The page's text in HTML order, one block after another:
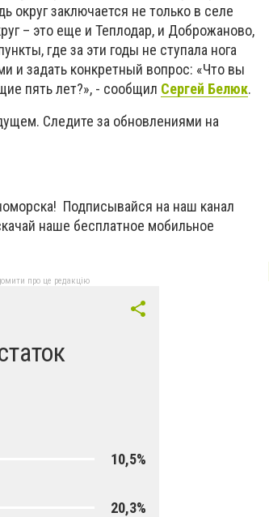
округ заключается не только в селе
– это еще и Теплодар, и Доброжаново,
где за эти годы не ступала нога
и задать конкретный вопрос: «Что вы
пять лет?», - сообщил Сергей Белюк.
Следите за обновлениями на
Подписывайся на наш канал
наше бесплатное мобильное
про це редакцію
10,5%
20,3%